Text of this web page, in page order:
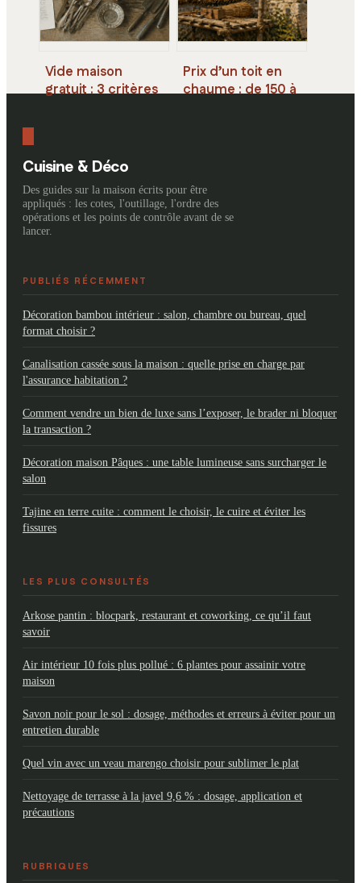
Vide maison
gratuit : 3 critères
neutre
Prix d’un toit en
chaume : de 150 à
Cuisine & Déco
Des guides sur la maison écrits pour être
appliqués : les cotes, l'outillage, l'ordre des
opérations et les points de contrôle avant de se
lancer.
PUBLIÉS RÉCEMMENT
Décoration bambou intérieur : salon, chambre ou bureau, quel
format choisir ?
Canalisation cassée sous la maison : quelle prise en charge par
l'assurance habitation ?
Comment vendre un bien de luxe sans l’exposer, le brader ni bloquer
la transaction ?
Décoration maison Pâques : une table lumineuse sans surcharger le
salon
Tajine en terre cuite : comment le choisir, le cuire et éviter les
fissures
LES PLUS CONSULTÉS
Arkose pantin : blocpark, restaurant et coworking, ce qu’il faut
savoir
Air intérieur 10 fois plus pollué : 6 plantes pour assainir votre
maison
Savon noir pour le sol : dosage, méthodes et erreurs à éviter pour un
entretien durable
Quel vin avec un veau marengo choisir pour sublimer le plat
Nettoyage de terrasse à la javel 9,6 % : dosage, application et
précautions
RUBRIQUES